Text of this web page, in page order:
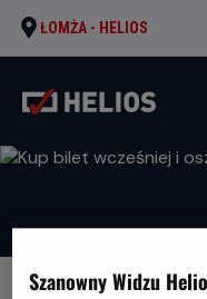
ŁOMŻA - HELIOS
Wróć do
Szanowny Widzu